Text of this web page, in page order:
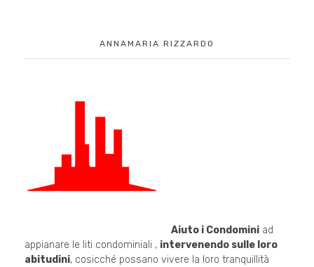
ANNAMARIA RIZZARDO
Aiuto i Condominiad
appianare le liti condominiali , intervenendo sulle loro
abitudini, cosicché possano vivere la loro tranquillità